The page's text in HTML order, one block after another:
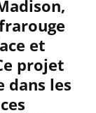
et
projet
dans les